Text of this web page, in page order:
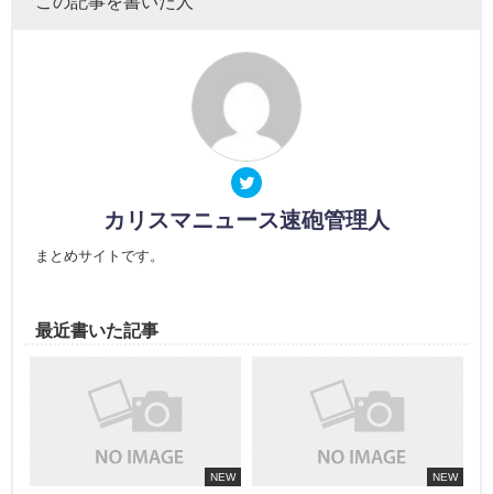
カリスマニュース速砲管理人
まとめサイトです。
最近書いた記事
NEW NEW